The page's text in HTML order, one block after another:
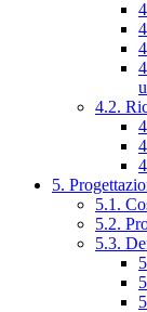
4.2.
5.
5.1.
5.2.
5.3.